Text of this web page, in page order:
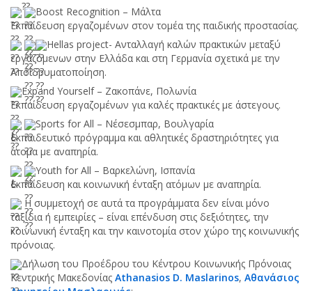
Boost Recognition – Μάλτα
Εκπαίδευση εργαζομένων στον τομέα της παιδικής προστασίας.
Hellas project- Ανταλλαγή καλών πρακτικών μεταξύ
εργαζόμενων στην Ελλάδα και στη Γερμανία σχετικά με την
Αποϊδρυματοποίηση.
Expand Yourself – Ζακοπάνε, Πολωνία
Εκπαίδευση εργαζομένων για καλές πρακτικές με άστεγους.
Sports for All – Νέσεσμπαρ, Βουλγαρία
Εκπαιδευτικό πρόγραμμα και αθλητικές δραστηριότητες για
άτομα με αναπηρία.
Youth for All – Βαρκελώνη, Ισπανία
Εκπαίδευση και κοινωνική ένταξη ατόμων με αναπηρία.
Η συμμετοχή σε αυτά τα προγράμματα δεν είναι μόνο
ταξίδια ή εμπειρίες – είναι επένδυση στις δεξιότητες, την
κοινωνική ένταξη και την καινοτομία στον χώρο της κοινωνικής
πρόνοιας.
Δήλωση του Προέδρου του Κέντρου Κοινωνικής Πρόνοιας
Κεντρικής Μακεδονίας Athanasios D. Maslarinos, Αθανάσιος